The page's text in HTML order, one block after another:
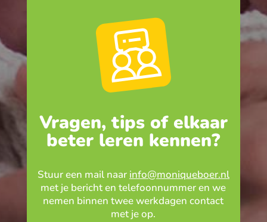
Vragen, tips of elkaar
beter leren kennen?
Stuur een mail naar info@moniqueboer.nl
met je bericht en telefoonnummer en we
nemen binnen twee werkdagen contact
met je op.